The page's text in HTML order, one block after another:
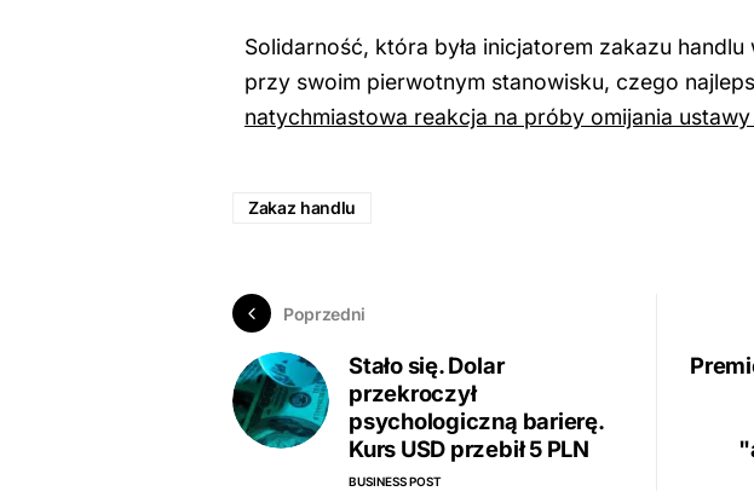
Solidarność, która była inicjatorem zakazu
przy swoim pierwotnym stanowisku, czego
natychmiastowa reakcja na próby omijania
Zakaz handlu
Poprzedni
Stało się. Dolar
przekroczył
psychologiczną barierę.
Kurs USD przebił 5 PLN
BUSINESS POST